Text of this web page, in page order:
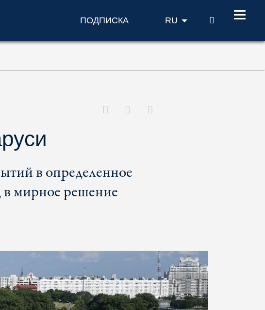
ПОДПИСКА RU ПОИСК
в определенное
в мирное решение